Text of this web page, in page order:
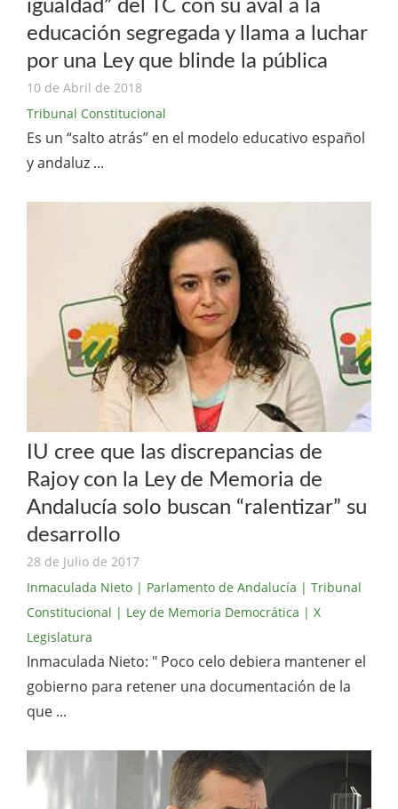
igualdad” del TC con su aval a la
educación segregada y llama a luchar
por una Ley que blinde la pública
10 de Abril de 2018
Tribunal Constitucional
Es un “salto atrás” en el modelo educativo español
y andaluz ...
IU cree que las discrepancias de
Rajoy con la Ley de Memoria de
Andalucía solo buscan “ralentizar” su
desarrollo
28 de Julio de 2017
Inmaculada Nieto | Parlamento de Andalucía | Tribunal
Constitucional | Ley de Memoria Democrática | X
Legislatura
Inmaculada Nieto: " Poco celo debiera mantener el
gobierno para retener una documentación de la
que ...